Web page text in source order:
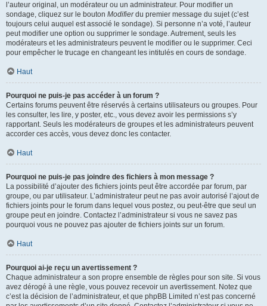
l’auteur original, un modérateur ou un administrateur. Pour modifier un
sondage, cliquez sur le bouton Modifierdu premier message du sujet (c’est
toujours celui auquel est associé le sondage). Si personne n’a voté, l’auteur
peut modifier une option ou supprimer le sondage. Autrement, seuls les
modérateurs et les administrateurs peuvent le modifier ou le supprimer. Ceci
pour empêcher le trucage en changeant les intitulés en cours de sondage.
Haut
Pourquoi ne puis-je pas accéder à un forum ?
Certains forums peuvent être réservés à certains utilisateurs ou groupes. Pour
les consulter, les lire, y poster, etc., vous devez avoir les permissions s’y
rapportant. Seuls les modérateurs de groupes et les administrateurs peuvent
accorder ces accès, vous devez donc les contacter.
Haut
Pourquoi ne puis-je pas joindre des fichiers à mon message ?
La possibilité d’ajouter des fichiers joints peut être accordée par forum, par
groupe, ou par utilisateur. L’administrateur peut ne pas avoir autorisé l’ajout de
fichiers joints pour le forum dans lequel vous postez, ou peut-être que seul un
groupe peut en joindre. Contactez l’administrateur si vous ne savez pas
pourquoi vous ne pouvez pas ajouter de fichiers joints sur un forum.
Haut
Pourquoi ai-je reçu un avertissement ?
Chaque administrateur a son propre ensemble de règles pour son site. Si vous
avez dérogé à une règle, vous pouvez recevoir un avertissement. Notez que
c’est la décision de l’administrateur, et que phpBB Limited n’est pas concerné